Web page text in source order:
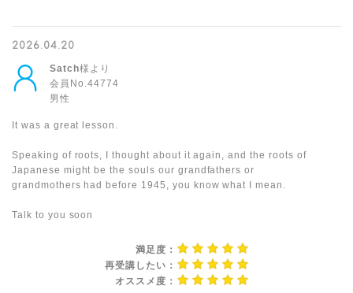
2026.04.20
Satch様より
会員No.44774
男性
It was a great lesson.
Speaking of roots, I thought about it again, and the roots of
Japanese might be the souls our grandfathers or
grandmothers had before 1945, you know what I mean.
Talk to you soon
満足度：
再受講したい：
オススメ度：